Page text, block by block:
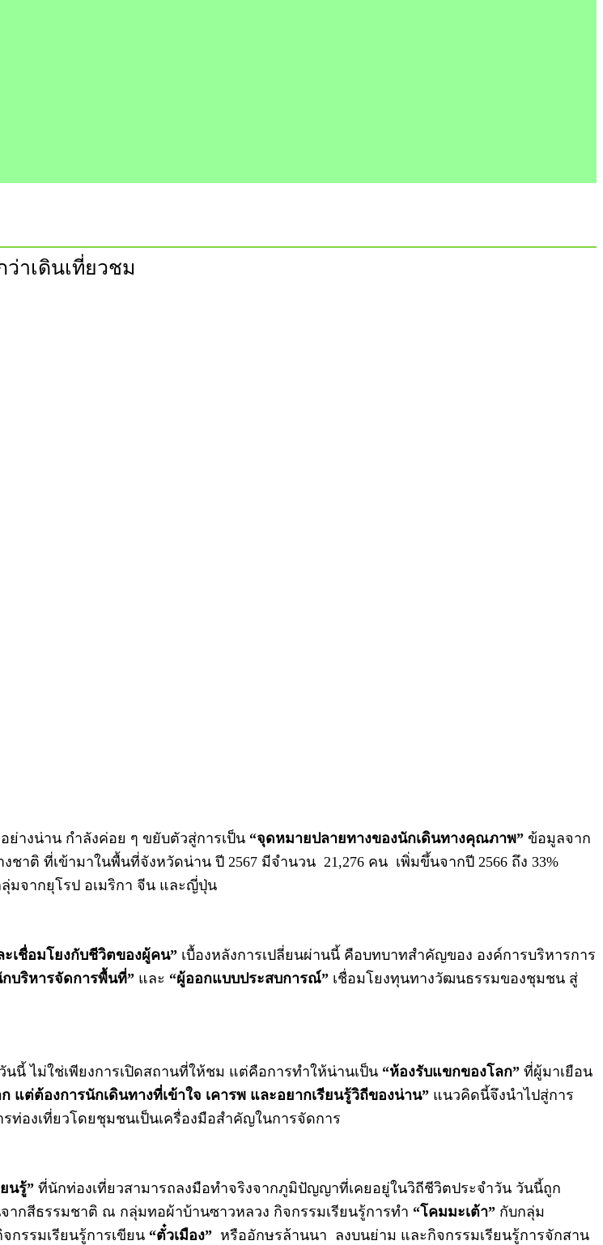
ว่าเดินเที่ยวชม
อย่างน่าน กำลังค่อย ๆ ขยับตัวสู่การเป็น “จุดหมายปลายทางของนักเดินทางคุณภาพ” ข้อมูลจาก
าติ ที่เข้ามาในพื้นที่จังหวัดน่าน ปี 2567 มีจำนวน 21,276 คน เพิ่มขึ้นจากปี 2566 ถึง 33%
มจากยุโรป อเมริกา จีน และญี่ปุ่น
ะเชื่อมโยงกับชีวิตของผู้คน” เบื้องหลังการเปลี่ยนผ่านนี้ คือบทบาทสำคัญของ องค์การบริหารการ
กบริหารจัดการพื้นที่” และ “ผู้ออกแบบประสบการณ์” เชื่อมโยงทุนทางวัฒนธรรมของชุมชน สู่
นี้ ไม่ใช่เพียงการเปิดสถานที่ให้ชม แต่คือการทำให้น่านเป็น “ห้องรับแขกของโลก” ที่ผู้มาเยือน
แต่ต้องการนักเดินทางที่เข้าใจ เคารพ และอยากเรียนรู้วิถีของน่าน” แนวคิดนี้จึงนำไปสู่การ
ท่องเที่ยวโดยชุมชนเป็นเครื่องมือสำคัญในการจัดการ
นรู้” ที่นักท่องเที่ยวสามารถลงมือทำจริงจากภูมิปัญญาที่เคยอยู่ในวิถีชีวิตประจำวัน วันนี้ถูก
ากสีธรรมชาติ ณ กลุ่มทอผ้าบ้านซาวหลวง กิจกรรมเรียนรู้การทำ “โคมมะเต้า” กับกลุ่ม
รรมเรียนรู้การเขียน “ตั๋วเมือง” หรืออักษรล้านนา ลงบนย่าม และกิจกรรมเรียนรู้การจักสาน